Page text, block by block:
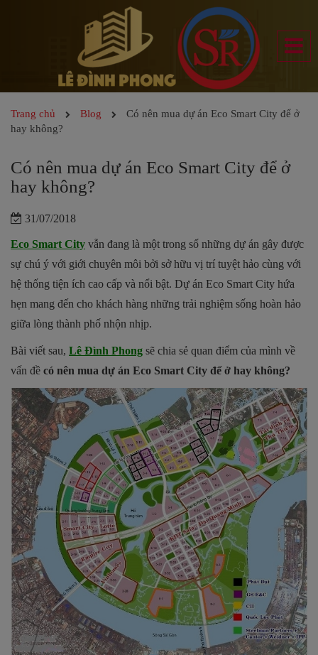
Trang chủ Blog
Có nên mua dự án Eco Smart City để ở
hay không?
Có nên mua dự án Eco Smart City để ở
hay không?
31/07/2018
Eco Smart City vẫn đang là một trong số những dự án gây được
sự chú ý với giới chuyên môi bởi sở hữu vị trí tuyệt hảo cùng với
hệ thống tiện ích cao cấp và nổi bật. Dự án Eco Smart City hứa
hẹn mang đến cho khách hàng những trải nghiệm sống hoàn hảo
giữa lòng thành phố nhộn nhịp.
Bài viết sau, Lê Đình Phong sẽ chia sẻ quan điểm của mình về
vấn đề có nên mua dự án Eco Smart City để ở hay không?